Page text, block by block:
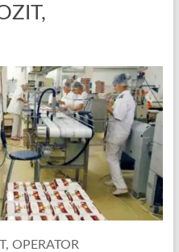
OPERATOR